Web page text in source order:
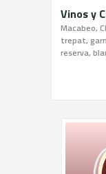
Vinos y
Macabeo,
trepat,
reserva,